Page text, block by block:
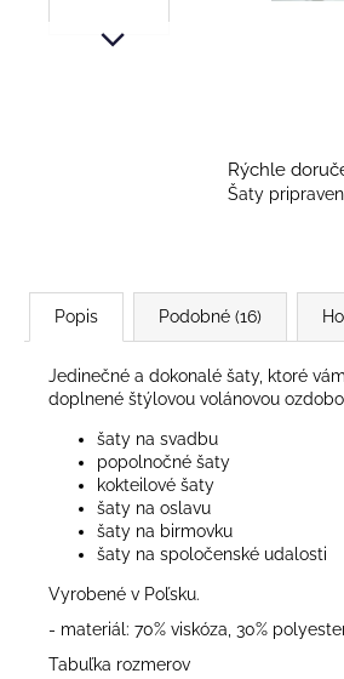
next
Rýchle
Šaty
Popis Podobné (16)
Jedinečné a dokonalé šaty, ktoré
doplnené štýlovou volánovou
šaty na svadbu
popolnočné šaty
kokteilové šaty
šaty na oslavu
šaty na birmovku
šaty na spoločenské udalosti
Vyrobené v Poľsku.
- materiál: 70% viskóza, 30%
Tabuľka rozmerov